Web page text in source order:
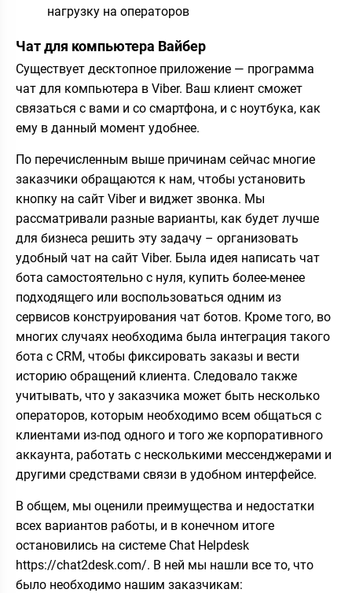
нагрузку на операторов
Чат для компьютера Вайбер
Существует десктопное приложение — программа
чат для компьютера в Viber. Ваш клиент сможет
связаться с вами и со смартфона, и с ноутбука, как
ему в данный момент удобнее.
По перечисленным выше причинам сейчас многие
заказчики обращаются к нам, чтобы установить
кнопку на сайт Viber и виджет звонка. Мы
рассматривали разные варианты, как будет лучше
для бизнеса решить эту задачу – организовать
удобный чат на сайт Viber. Была идея написать чат
бота самостоятельно с нуля, купить более-менее
подходящего или воспользоваться одним из
сервисов конструирования чат ботов. Кроме того, во
многих случаях необходима была интеграция такого
бота с CRM, чтобы фиксировать заказы и вести
историю обращений клиента. Следовало также
учитывать, что у заказчика может быть несколько
операторов, которым необходимо всем общаться с
клиентами из-под одного и того же корпоративного
аккаунта, работать с несколькими мессенджерами и
другими средствами связи в удобном интерфейсе.
В общем, мы оценили преимущества и недостатки
всех вариантов работы, и в конечном итоге
остановились на системе Chat Helpdesk
https://chat2desk.com/. В ней мы нашли все то, что
было необходимо нашим заказчикам: